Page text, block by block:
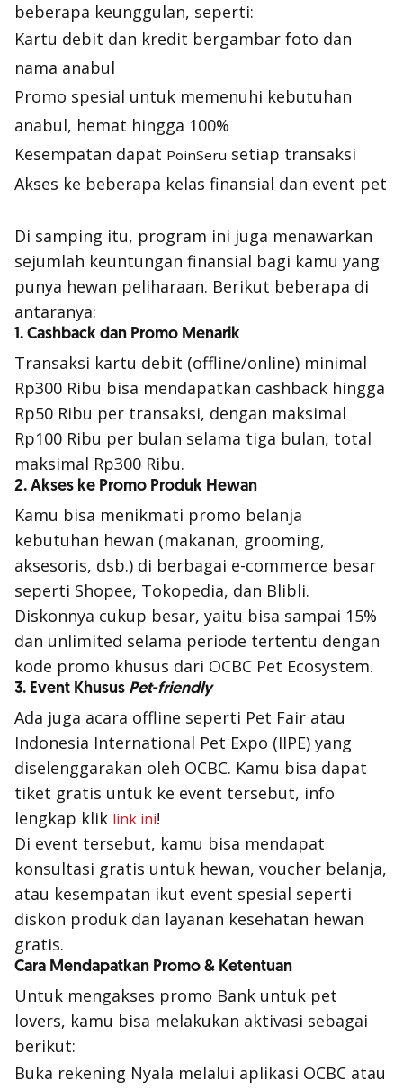
beberapa keunggulan, seperti:
Kartu debit dan kredit bergambar foto dan
nama anabul
Promo spesial untuk memenuhi kebutuhan
anabul, hemat hingga 100%
Kesempatan dapat PoinSeru setiap transaksi
Akses ke beberapa kelas finansial dan event pet
Di samping itu, program ini juga menawarkan
sejumlah keuntungan finansial bagi kamu yang
punya hewan peliharaan. Berikut beberapa di
antaranya:
1. Cashback dan Promo Menarik
Transaksi kartu debit (offline/online) minimal
Rp300 Ribu bisa mendapatkan cashback hingga
Rp50 Ribu per transaksi, dengan maksimal
Rp100 Ribu per bulan selama tiga bulan, total
maksimal Rp300 Ribu.
2. Akses ke Promo Produk Hewan
Kamu bisa menikmati promo belanja
kebutuhan hewan (makanan, grooming,
aksesoris, dsb.) di berbagai e-commerce besar
seperti Shopee, Tokopedia, dan Blibli.
Diskonnya cukup besar, yaitu bisa sampai 15%
dan unlimited selama periode tertentu dengan
kode promo khusus dari OCBC Pet Ecosystem.
3. Event Khusus Pet-friendly
Ada juga acara offline seperti Pet Fair atau
Indonesia International Pet Expo (IIPE) yang
diselenggarakan oleh OCBC. Kamu bisa dapat
tiket gratis untuk ke event tersebut, info
lengkap klik link ini!
Di event tersebut, kamu bisa mendapat
konsultasi gratis untuk hewan, voucher belanja,
atau kesempatan ikut event spesial seperti
diskon produk dan layanan kesehatan hewan
gratis.
Cara Mendapatkan Promo & Ketentuan
Untuk mengakses promo Bank untuk pet
lovers, kamu bisa melakukan aktivasi sebagai
berikut:
Buka rekening Nyala melalui aplikasi OCBC atau